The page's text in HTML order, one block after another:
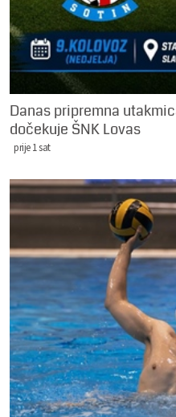
Danas pripremna
dočekuje ŠNK Lovas
prije 1 sat